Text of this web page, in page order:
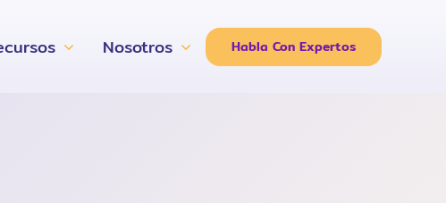
Nosotros Habla Con Expertos